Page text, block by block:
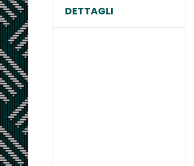
DETTAGLI